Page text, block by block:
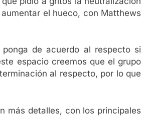
el hueco, con Matthews
de acuerdo al respecto si
espacio creemos que el grupo
al respecto, por lo que
más detalles, con los principales